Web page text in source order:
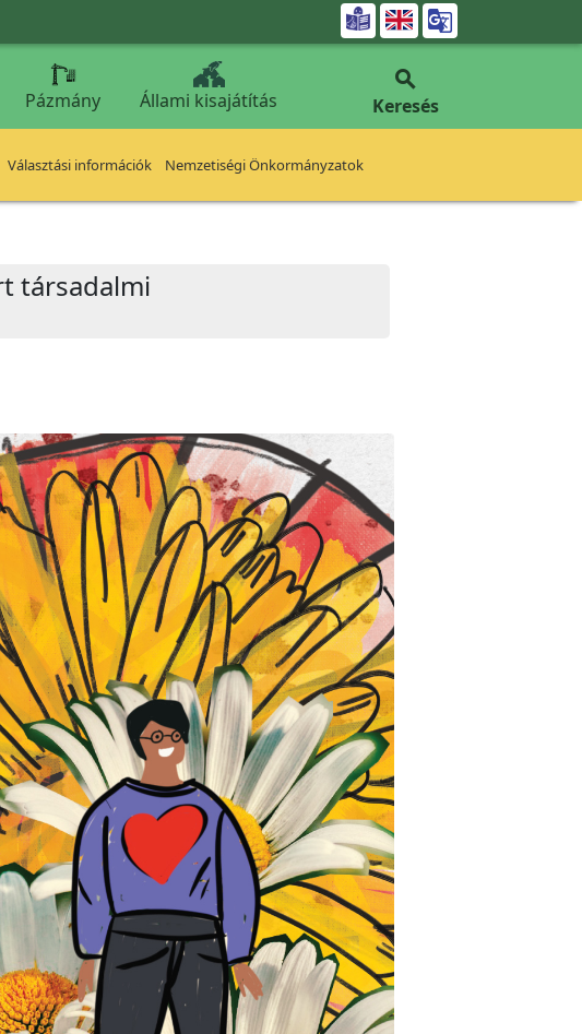

Pázmány Állami kisajátítás

Keresés
Választási információk Nemzetiségi Önkormányzatok
társadalmi